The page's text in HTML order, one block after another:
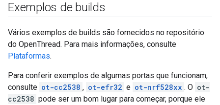
Exemplos de builds
Vários exemplos de builds são fornecidos no repositório
do OpenThread. Para mais informações, consulte
Plataformas.
Para conferir exemplos de algumas portas que funcionam,
consulte ot-cc2538 , ot-efr32 e ot-nrf528xx . O ot-
cc2538 pode ser um bom lugar para começar, porque ele